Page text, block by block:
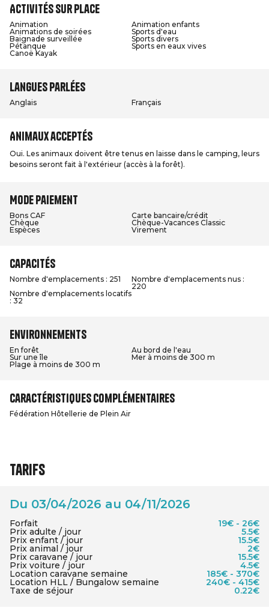
Activités sur place
Animation
Animation enfants
Animations de soirées
Sports d'eau
Baignade surveillée
Sports divers
Pétanque
Sports en eaux vives
Canoë Kayak
Langues parlées
Anglais Français
Animaux acceptés
Oui. Les animaux doivent être tenus en laisse dans le camping, leurs
besoins seront fait à l'extérieur (accès à la forêt).
Mode paiement
Bons CAF
Carte bancaire/crédit
Chèque
Chèque-Vacances Classic
Espèces
Virement
Capacités
Nombre d'emplacements : 251
Nombre d'emplacements nus :
220
Nombre d'emplacements locatifs
: 32
Environnements
En forêt
Au bord de l'eau
Sur une île
Mer à moins de 300 m
Plage à moins de 300 m
Caractéristiques complémentaires
Fédération Hôtellerie de Plein Air
Tarifs
Du 03/04/2026 au 04/11/2026
Forfait 19€ - 26€
Prix adulte / jour 5.5€
Prix enfant / jour 15.5€
Prix animal / jour 2€
Prix caravane / jour 15.5€
Prix voiture / jour 4.5€
Location caravane semaine 185€ - 370€
Location HLL / Bungalow semaine 240€ - 415€
Taxe de séjour 0.22€